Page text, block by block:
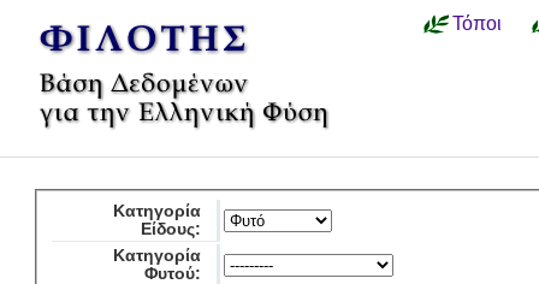
Τόποι
Κατηγορία
Είδους:
Κατηγορία
Φυτού: